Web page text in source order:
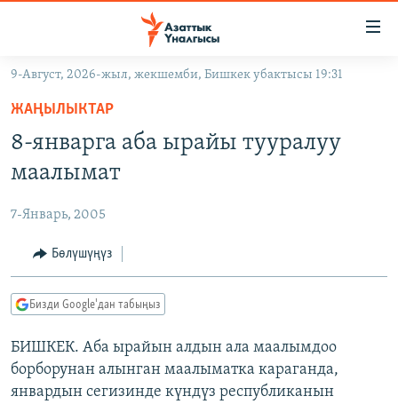
Навигацияга
өтүңүз
салыңызКЫРГЫЗСТАН
ЭКОНОМИКА
МАДАНИЯТ
БОРБОР АЗИЯ
АТАЙЫН ИЛИКТӨӨ
ТВ ПРОГРАММАЛАР
ЭКСПЕРТТЕР ТАЛДАЙТ
БИЗ ЖАНА ДҮЙНӨ
ДАНИСТЕ
ӨЗГӨЧӨ ПИКИР
Русский
9-Август, 2026-жыл, жекшемби, Бишкек убактысы 19:31
ЖАҢЫЛЫКТАР
8-январга аба ырайы тууралуу
маалымат
7-Январь, 2005
Бөлүшүңүз
Бизди Google'дан табыңыз
БИШКЕК. Аба ырайын алдын ала маалымдоо
борборунан алынган маалыматка караганда,
январдын сегизинде күндүз республиканын